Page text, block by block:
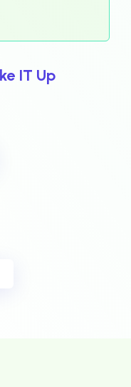
IT Up